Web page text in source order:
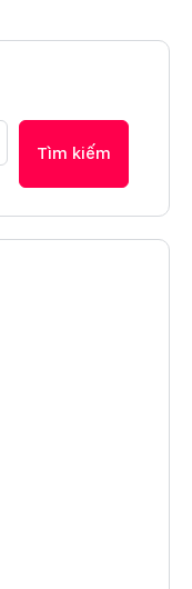
Tìm kiếm